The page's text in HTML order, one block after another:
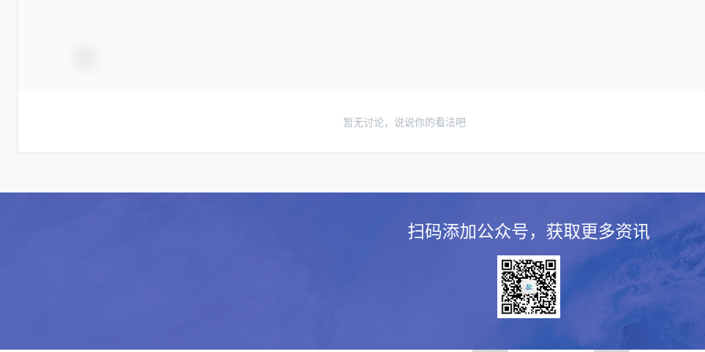
暂无讨论，说说你的看法吧
扫码添加公众号，获取更多资讯